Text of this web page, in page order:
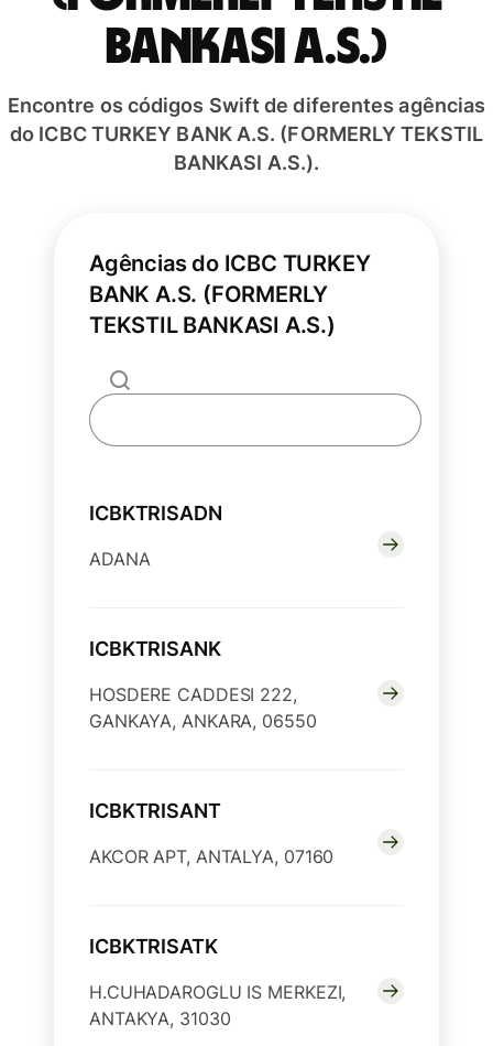
BANKASI A.S.)
Encontre os códigos Swift de diferentes agências
do ICBC TURKEY BANK A.S. (FORMERLY TEKSTIL
BANKASI A.S.).
Agências do ICBC TURKEY
BANK A.S. (FORMERLY
TEKSTIL BANKASI A.S.)
ICBKTRISADN
ADANA
ICBKTRISANK
HOSDERE CADDESI 222,
GANKAYA, ANKARA, 06550
ICBKTRISANT
AKCOR APT, ANTALYA, 07160
ICBKTRISATK
H.CUHADAROGLU IS MERKEZI,
ANTAKYA, 31030